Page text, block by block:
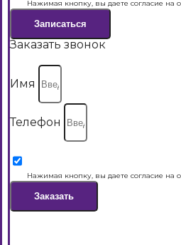
Нажимая кнопку, вы даете согласие на
Записаться
Заказать звонок
Имя
Телефон
Нажимая кнопку, вы даете согласие на
Заказать